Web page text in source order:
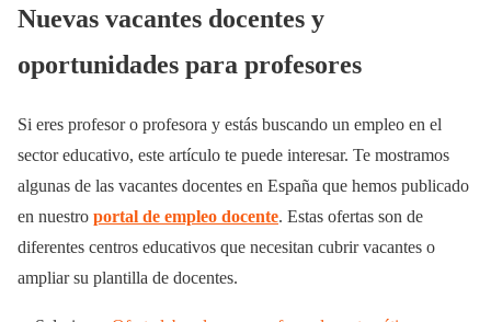
Nuevas vacantes docentes y
oportunidades para profesores
Si eres profesor o profesora y estás buscando un empleo en el
sector educativo, este artículo te puede interesar. Te mostramos
algunas de las vacantes docentes en España que hemos publicado
en nuestro portal de empleo docente. Estas ofertas son de
diferentes centros educativos que necesitan cubrir vacantes o
ampliar su plantilla de docentes.